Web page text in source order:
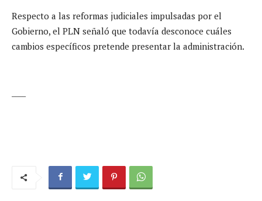
Respecto a las reformas judiciales impulsadas por el
Gobierno, el PLN señaló que todavía desconoce cuáles
cambios específicos pretende presentar la administración.